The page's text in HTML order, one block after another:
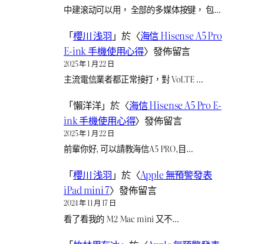
中建滚动可以用， 全部的多媒体按键， 包…
「櫻川 浅羽 」於〈海信 Hisense A5 Pro
E-ink 手機使用心得〉發佈留言
2025 年 1 月 22 日
主流電信業者都正常接打，對 VoLTE …
「懶洋洋」於〈海信 Hisense A5 Pro E-
ink 手機使用心得〉發佈留言
2025 年 1 月 22 日
前輩你好, 可以請教海信A5 PRO,目…
「櫻川 浅羽 」於〈Apple 無預警發表
iPad mini 7〉發佈留言
2024 年 11 月 17 日
看了看我的 M2 Mac mini 又不…